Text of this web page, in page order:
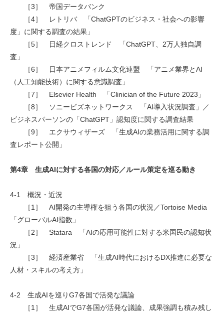
［3］ 帝国データバンク
［4］ レトリバ 「ChatGPTのビジネス・社会への影響
度」に関する調査の結果」
［5］ 日経クロストレンド 「ChatGPT、2万人独自調
査」
［6］ 日本アニメフィルム文化連盟 「アニメ業界とAI
（人工知能技術）に関する意識調査」
［7］ Elsevier Health 「Clinician of the Future 2023」
［8］ ソニービズネットワークス 「AI導入状況調査」／
ビジネスパーソンの「ChatGPT」認知度に関する調査結果
［9］ エクサウィザーズ 「生成AIの業務活用に関する調
査レポート公開」
第4章 生成AIに対する各国の対応／ルール策定を巡る動き
4-1 概況・近況
［1］ AI開発の主導権を狙う各国の状況／Tortoise Media
「グローバルAI指数」
［2］ Statara 「AIの応用可能性に対する米国民の認知状
況」
［3］ 経済産業省 「生成AI時代におけるDX推進に必要な
人材・スキルの考え方」
4-2 生成AIを巡りG7各国で活発な議論
［1］ 生成AIでG7各国が活発な議論、成果強調も積み残し